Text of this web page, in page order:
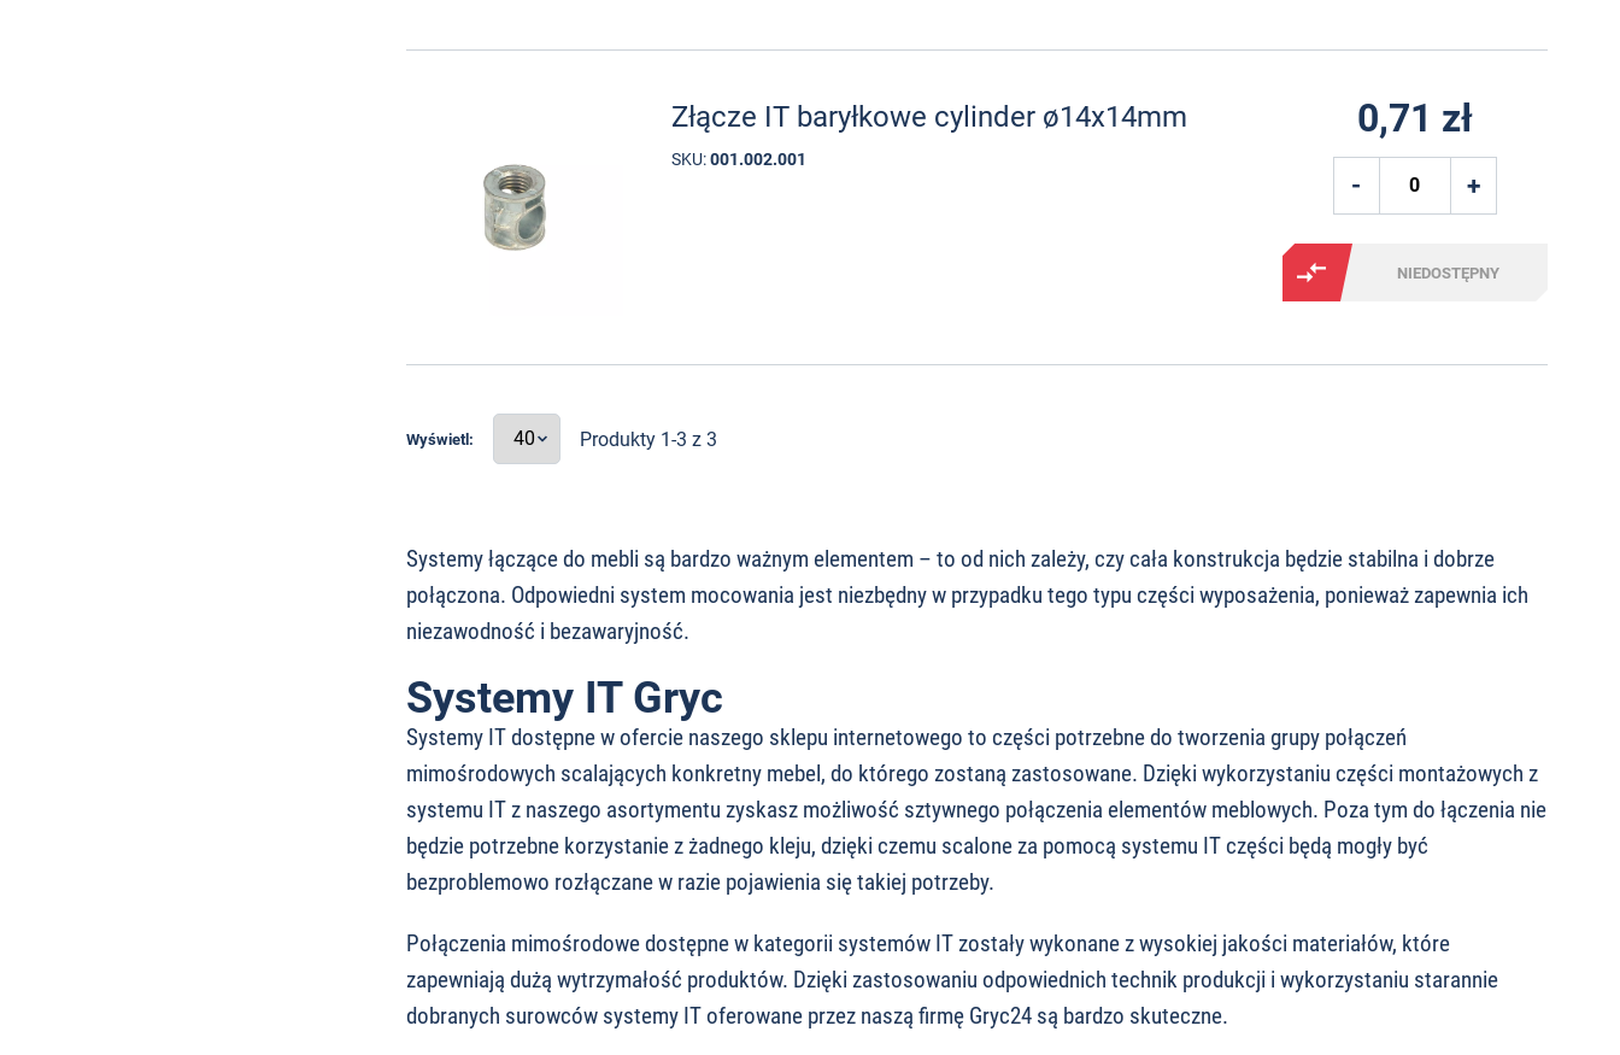
Złącze IT baryłkowe cylinder ø14x14mm
SKU: 001.002.001
0,71 zł
NIEDOSTĘPNY
Wyświetl: Produkty 1-3 z 3
Systemy łączące do mebli są bardzo ważnym elementem – to od nich zależy, czy cała konstrukcja będzie stabilna i dobrze
połączona. Odpowiedni system mocowania jest niezbędny w przypadku tego typu części wyposażenia, ponieważ zapewnia ich
niezawodność i bezawaryjność.
Systemy IT Gryc
Systemy IT dostępne w ofercie naszego sklepu internetowego to części potrzebne do tworzenia grupy połączeń
mimośrodowych scalających konkretny mebel, do którego zostaną zastosowane. Dzięki wykorzystaniu części montażowych z
systemu IT z naszego asortymentu zyskasz możliwość sztywnego połączenia elementów meblowych. Poza tym do łączenia nie
będzie potrzebne korzystanie z żadnego kleju, dzięki czemu scalone za pomocą systemu IT części będą mogły być
bezproblemowo rozłączane w razie pojawienia się takiej potrzeby.
Połączenia mimośrodowe dostępne w kategorii systemów IT zostały wykonane z wysokiej jakości materiałów, które
zapewniają dużą wytrzymałość produktów. Dzięki zastosowaniu odpowiednich technik produkcji i wykorzystaniu starannie
dobranych surowców systemy IT oferowane przez naszą firmę Gryc24 są bardzo skuteczne.